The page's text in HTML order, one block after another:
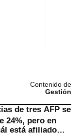
Contenido de
Gestión
de tres AFP se
24%, pero en
está afiliado